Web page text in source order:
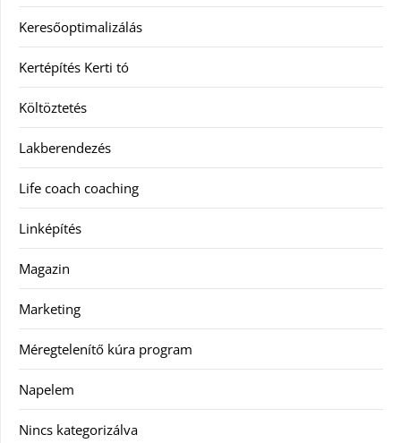
Keresőoptimalizálás
Kertépítés Kerti tó
Költöztetés
Lakberendezés
Life coach coaching
Linképítés
Magazin
Marketing
Méregtelenítő kúra program
Napelem
Nincs kategorizálva